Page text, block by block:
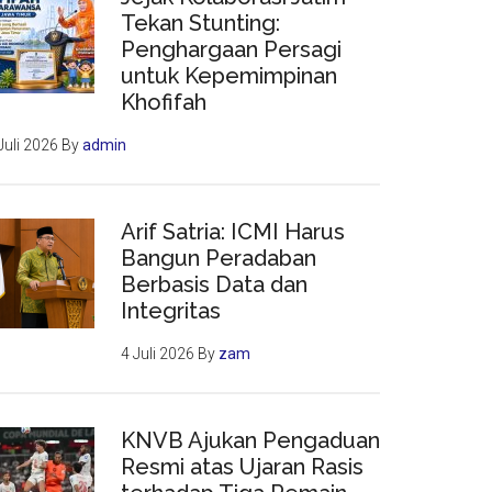
Tekan Stunting:
Penghargaan Persagi
untuk Kepemimpinan
Khofifah
2026 Byadmin
Arif Satria: ICMI Harus
Bangun Peradaban
Berbasis Data dan
Integritas
4 Juli 2026 By zam
KNVB Ajukan Pengaduan
Resmi atas Ujaran Rasis